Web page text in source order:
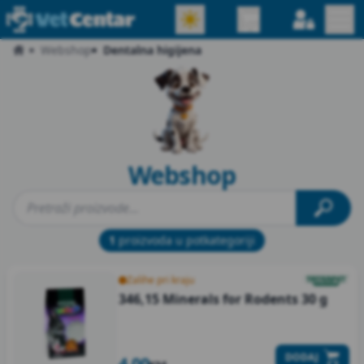
Webshop Dentalna higijena
Webshop
1 proizvoda u potkategoriji
Zalihe pri kraju
346,15 Minerals for Rodents 30 g
DODAJ